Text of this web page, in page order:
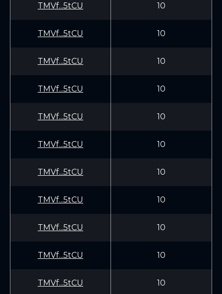
TMVf...5tCU 10
TMVf...5tCU 10
TMVf...5tCU 10
TMVf...5tCU 10
TMVf...5tCU 10
TMVf...5tCU 10
TMVf...5tCU 10
TMVf...5tCU 10
TMVf...5tCU 10
TMVf...5tCU 10
TMVf...5tCU 10